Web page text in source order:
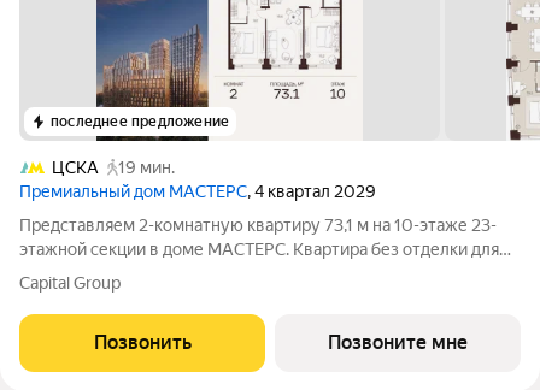
последнее предложение
ЦСКА
19 мин.
Премиальный дом МАСТЕРС, 4 квартал 2029
Представляем 2-комнатную квартиру 73,1 м на 10-этаже 23-
этажной секции в доме МАСТЕРС. Квартира без отделки для
реализации индивидуального дизайн-проекта. Скидка 10% в
июле! Подробности в офисе отдела продаж. - Мастер-спальня -
Виды на двор
Capital Group
Позвонить Позвоните мне